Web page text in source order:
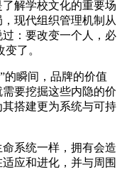
解学校文化的重要场
现代组织管理机制从
：要改变一个人，必
了。
瞬间，品牌的价值
要挖掘这些内隐的价
搭建更为系统与可持
系统一样，拥有会造
应和进化，并与周围